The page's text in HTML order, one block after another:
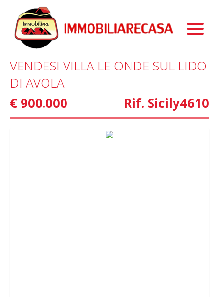
Immobili
Immobili In Vendita
Immobili In Affitto
Immobili Commerciali
Chi Siamo
La Nostra Storia
Staff
Servizi
Mutui
Blog
VENDESI VILLA LE ONDE SUL LIDO
DI AVOLA
€ 900.000
Rif. Sicily4610